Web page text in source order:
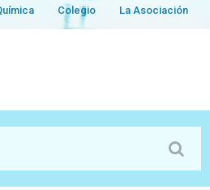
Colegio La Asociación